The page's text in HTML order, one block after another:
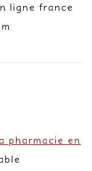
ligne france
pharmacie en